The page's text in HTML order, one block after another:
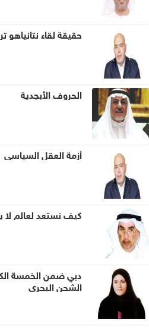
حقيقة لقاء نتانياهو
الحروف الأبجدية
أزمة العقل السياسي
كيف نستعد لعالم
دبي ضمن الخمسة
الشحن البحري